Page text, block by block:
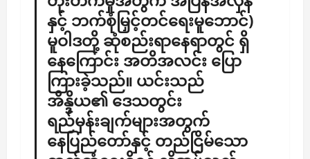
နှင့် ဘက်စုံမြှင့်တင်ရေးမူဘောင်)
မူဝါဒတို့ ဆုံစည်းရာနေရာတွင် ရှိ
နေကြောင်း အတိအလင်း ပြော
ကြားခဲ့သည်။ ယင်းသည်
အိန္ဒိယ၏ ဒေသတွင်း
ရည်မှန်းချက်များအတွက်
နေပြည်တော်နှင့် တည်ငြိမ်သော